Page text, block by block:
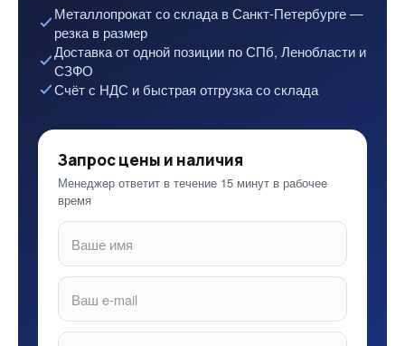
Металлопрокат со склада в Санкт-Петербурге —
резка в размер
Доставка от одной позиции по СПб, Ленобласти и
СЗФО
Счёт с НДС и быстрая отгрузка со склада
Запрос цены и наличия
Менеджер ответит в течение 15 минут в рабочее
время